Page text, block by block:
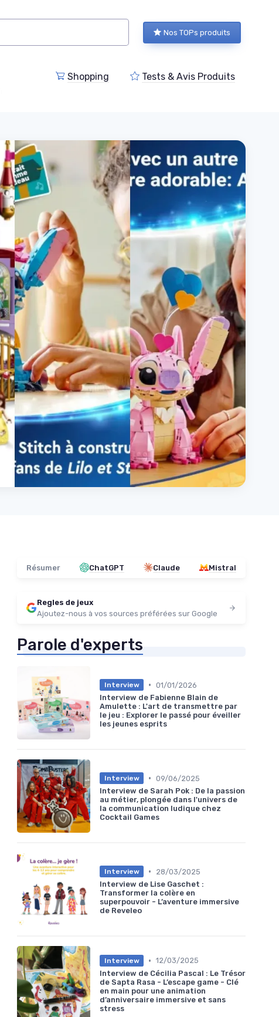
Nos TOPs produits
Shopping Tests & Avis Produits
Résumer ChatGPT Claude Mistral
Regles de jeux
Ajoutez-nous à vos sources préférées sur Google
Parole d'experts
Interview • 01/01/2026
Interview de Fabienne Blain de
Amulette : L'art de transmettre par
le jeu : Explorer le passé pour éveiller
les jeunes esprits
Interview • 09/06/2025
Interview de Sarah Pok : De la passion
au métier, plongée dans l'univers de
la communication ludique chez
Cocktail Games
Interview •
28/03/2025
Interview de Lise Gaschet :
Transformer la colère en
superpouvoir - L’aventure immersive
de Reveleo
Interview • 12/03/2025
Interview de Cécilia Pascal : Le Trésor
de Sapta Rasa - L’escape game - Clé
en main pour une animation
d’anniversaire immersive et sans
stress